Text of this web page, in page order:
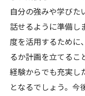
自分の強みや学びた
話せるように準備し
度を活用するために
るか計画を立てるこ
経験からでも充実し
となるでしょう。今